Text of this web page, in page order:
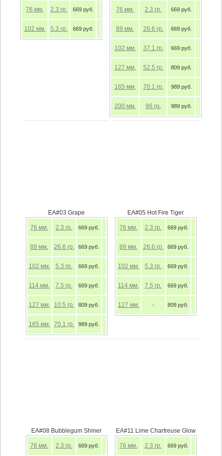
76 мм. 2.3 гр. 669 руб.
102 мм. 5.3 гр. 669 руб.
76 мм. 2.3 гр. 669 руб.
89 мм. 26.6 гр. 669 руб.
102 мм. 37.1 гр. 669 руб.
127 мм. 52.5 гр. 809 руб.
165 мм. 70.1 гр. 989 руб.
200 мм. 86 гр. 989 руб.
EA#03 Grape
76 мм. 2.3 гр. 669 руб.
89 мм. 26.6 гр. 669 руб.
102 мм. 5.3 гр. 669 руб.
114 мм. 7.5 гр. 669 руб.
127 мм. 10.5 гр. 809 руб.
165 мм. 70.1 гр. 989 руб.
EA#05 Hot Fire Tiger
76 мм. 2.3 гр. 669 руб.
89 мм. 26.6 гр. 669 руб.
102 мм. 5.3 гр. 669 руб.
114 мм. 7.5 гр. 669 руб.
127 мм. - 809 руб.
EA#08 Bubblegum Shiner
76 мм. 2.3 гр. 669 руб.
EA#11 Lime Chartreuse Glow
76 мм. 2.3 гр. 669 руб.